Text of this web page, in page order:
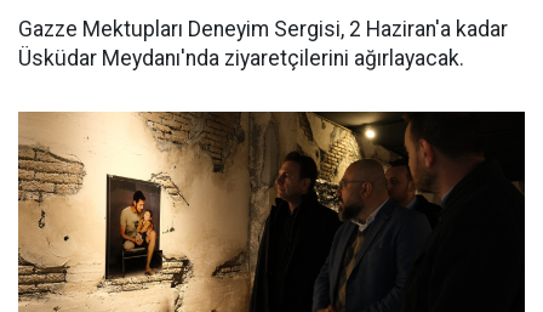
Gazze Mektupları Deneyim Sergisi, 2 Haziran'a kadar
Üsküdar Meydanı'nda ziyaretçilerini ağırlayacak.